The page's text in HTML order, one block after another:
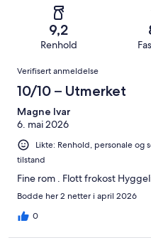
anmeldelser.
anmeldelser.
anmeldelser.
1022
anmeldelser.
Forferdelig.
av
1022
anmeldelser.
9,2
Renhold
Anmeldelser
Verifisert anmeldelse
10/10 – Utmerket
Magne Ivar
6. mai 2026
Likte: Renhold, personale og
tilstand
Fine rom . Flott frokost
Bodde her 2 netter i april 2026
0